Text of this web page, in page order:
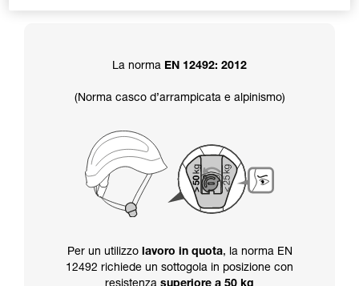
La norma EN 12492: 2012
(Norma casco d’arrampicata e alpinismo)
Per un utilizzo lavoro in quota, la norma EN
12492 richiede un sottogola in posizione con